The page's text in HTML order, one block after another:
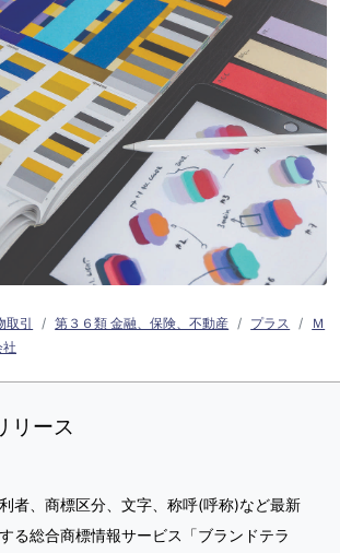
取引 第３６類 金融、保険、不動産 プラス
Ｍ
社
リース
者、商標区分、文字、称呼(呼称)など最新
る総合商標情報サービス「ブランドテラ